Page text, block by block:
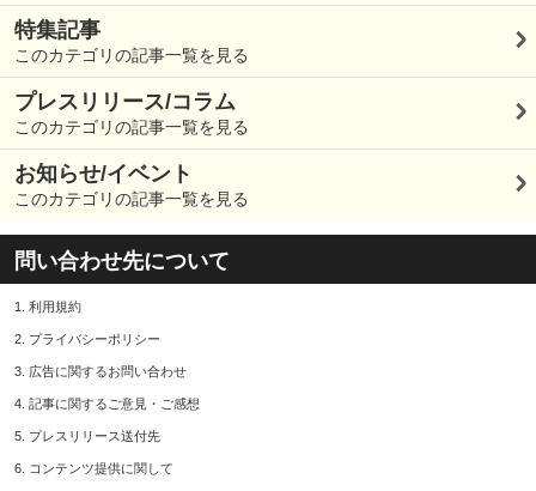
特集記事
このカテゴリの記事一覧を見る
プレスリリース/コラム
このカテゴリの記事一覧を見る
お知らせ/イベント
このカテゴリの記事一覧を見る
問い合わせ先について
1. 利用規約
2. プライバシーポリシー
3. 広告に関するお問い合わせ
4. 記事に関するご意見・ご感想
5. プレスリリース送付先
6. コンテンツ提供に関して